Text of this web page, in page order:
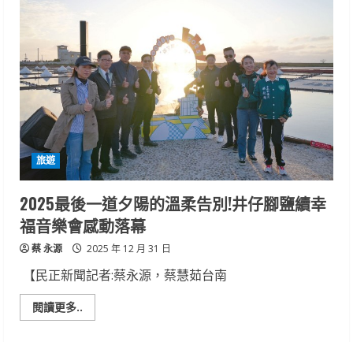
梅
花
將
至
玉
井
分
局
加
強
梅
嶺
交
通
疏
導
旅遊
2025最後一道夕陽的溫柔告別!井仔腳鹽續幸
福音樂會感動落幕
蔡 永源 2025 年 12 月 31 日
【民正新聞記者:蔡永源，蔡慧茹台南
閱讀更多..
more